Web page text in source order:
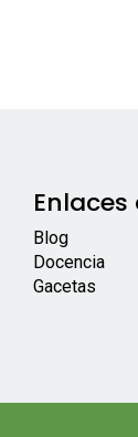
Blog
Docencia
Gacetas